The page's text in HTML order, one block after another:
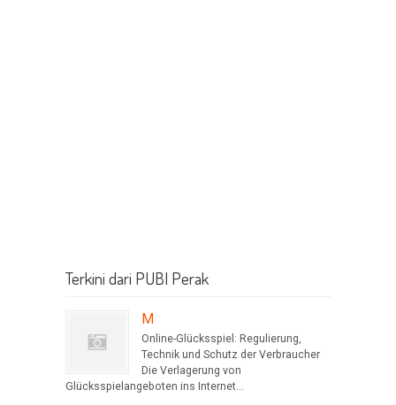
Terkini dari PUBI Perak
M
Online-Glücksspiel: Regulierung,
Technik und Schutz der Verbraucher
Die Verlagerung von
Glücksspielangeboten ins Internet...